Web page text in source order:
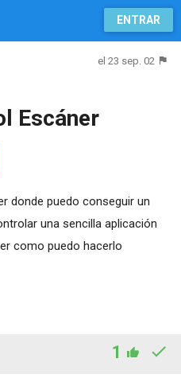
ENTRAR
el 23 sep. 02
Escáner
donde puedo conseguir un
una sencilla aplicación
como puedo hacerlo
1